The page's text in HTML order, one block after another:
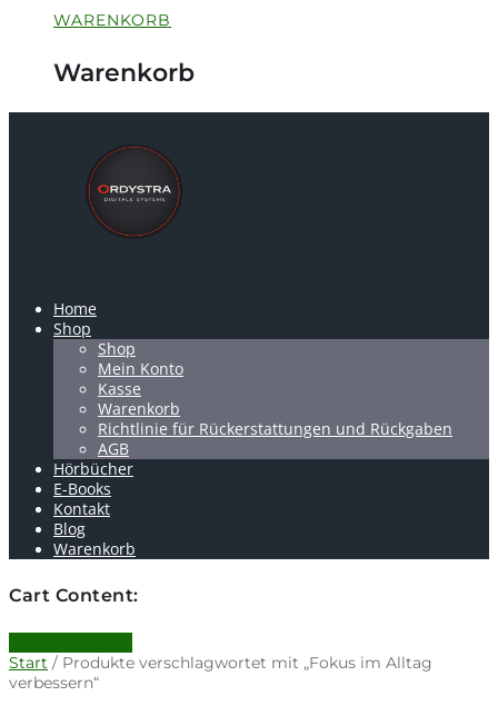
WARENKORB
Warenkorb
Home
Shop
Shop
Mein Konto
Kasse
Warenkorb
Richtlinie für Rückerstattungen und Rückgaben
AGB
Hörbücher
E-Books
Kontakt
Blog
Warenkorb
Cart Content:
Start / Produkte verschlagwortet mit „Fokus im Alltag
verbessern“